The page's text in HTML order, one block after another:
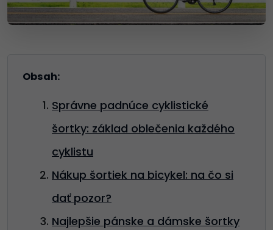
Obsah:
Správne padnúce cyklistické
šortky: základ oblečenia každého
cyklistu
Nákup šortiek na bicykel: na čo si
dať pozor?
Najlepšie pánske a dámske šortky